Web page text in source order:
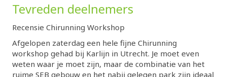
Tevreden deelnemers
Recensie Chirunning Workshop
Afgelopen zaterdag een hele fijne Chirunning
workshop gehad bij Karlijn in Utrecht. Je moet even
weten waar je moet zijn, maar de combinatie van het
ruime SEB gebouw en het nabij gelegen park zijn ideaal